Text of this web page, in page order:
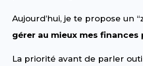
Aujourd’hui, je te propose un
gérer au mieux mes
La priorité avant de parler